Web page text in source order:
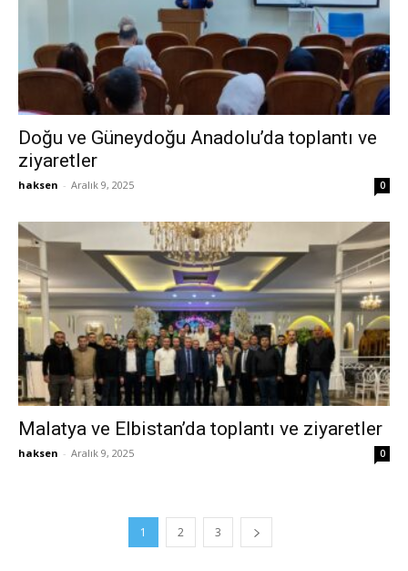
Doğu ve Güneydoğu Anadolu’da toplantı ve
ziyaretler
haksen - Aralık 9, 2025 0
Malatya ve Elbistan’da toplantı ve ziyaretler
haksen - Aralık 9, 2025 0
1 2 3